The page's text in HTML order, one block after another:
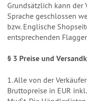
Grundsätzlich kann der
Sprache geschlossen
bzw. Englische
entsprechenden
§ 3 Preise und
1. Alle von der
Bruttopreise in EUR